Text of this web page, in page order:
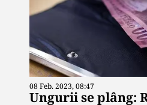
08 Feb. 2023, 08:47
Ungurii se plâng: